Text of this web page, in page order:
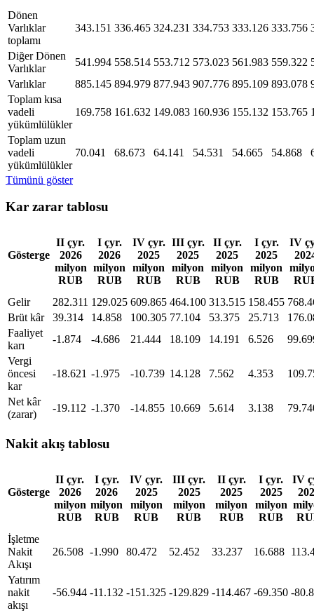
Dönen
Varlıklar
toplamı
343.151 336.465 324.231 334.753 333.126 333.756
Diğer Dönen
Varlıklar
541.994 558.514 553.712 573.023 561.983 559.322
Varlıklar
885.145 894.979 877.943 907.776 895.109 893.078
Toplam kısa
vadeli
yükümlülükler
169.758 161.632 149.083 160.936 155.132 153.765
Toplam uzun
vadeli
yükümlülükler
70.041 68.673 64.141 54.531 54.665 54.868
Tümünü göster
Kar zarar tablosu
Gösterge
II çyr.
2026
milyon
RUB
I çyr.
2026
milyon
RUB
IV çyr.
2025
milyon
RUB
III çyr.
2025
milyon
RUB
II çyr.
2025
milyon
RUB
I çyr.
2025
milyon
RUB
IV
Gelir
282.311 129.025 609.865 464.100 313.515 158.455
Brüt kâr
39.314 14.858 100.305 77.104 53.375 25.713
Faaliyet
karı
-1.874 -4.686 21.444 18.109 14.191 6.526
Vergi
öncesi
kar
-18.621 -1.975 -10.739 14.128 7.562 4.353
Net kâr
(zarar)
-19.112 -1.370 -14.855 10.669 5.614 3.138
Nakit akış tablosu
Gösterge
II çyr.
2026
milyon
RUB
I çyr.
2026
milyon
RUB
IV çyr.
2025
milyon
RUB
III çyr.
2025
milyon
RUB
II çyr.
2025
milyon
RUB
I çyr.
2025
milyon
RUB
IV
İşletme
Nakit
Akışı
26.508 -1.990 80.472 52.452 33.237 16.688
Yatırım
nakit
akışı
-56.944 -11.132 -151.325 -129.829 -114.467 -69.350 -